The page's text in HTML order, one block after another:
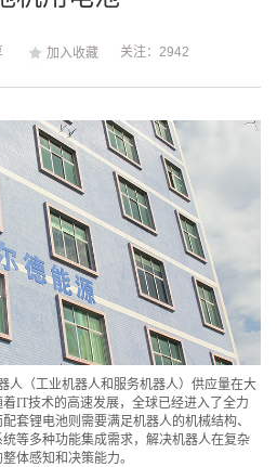
加入收藏 关注：2942
人（工业机器人和服务机器人）供应量在大
IT技术的高速发展，全球已经进入了全力
套锂电池则需要满足机器人的机械结构、
等多种功能集成需求，解决机器人在复杂
体感知和决策能力。